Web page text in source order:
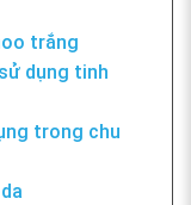
trắng
dụng tinh
trong chu